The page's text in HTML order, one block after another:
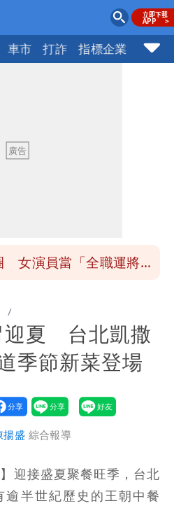
車市 打詐 指標企業 壹蘋
人跟巴威差別在這裡」 蔣
女演員當「全職運將」
褲掛陽台被吹走 議員神
人
跟巴威差別在這裡」 蔣
標準一致
迎夏 台北凱撒
季節新菜登場
揚盛 綜合報導
迎接盛夏聚餐旺季，台北
半世紀歷史的王朝中餐